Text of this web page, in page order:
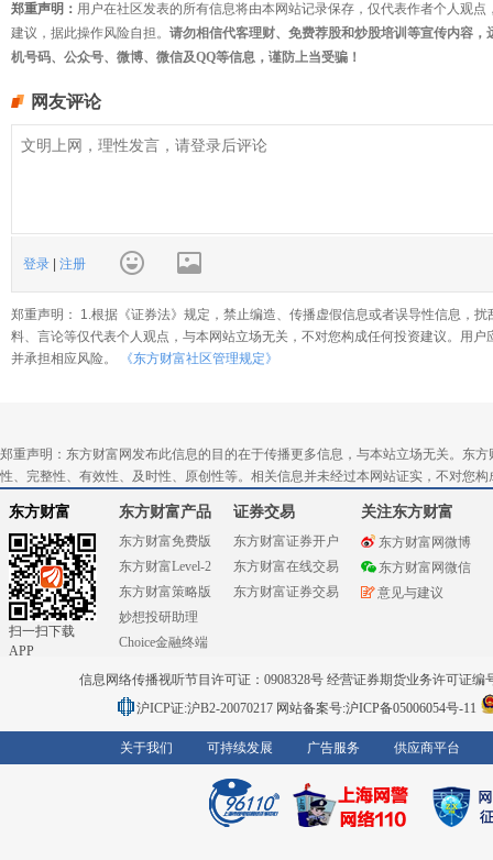
郑重声明： 用户在社区发表的所有信息将由本网站记录保存，仅代表作者个人观
建议，据此操作风险自担。 请勿相信代客理财、免费荐股和炒股培训等宣传内容
机号码、公众号、微博、微信及QQ等信息，谨防上当受骗！
网友评论
登录 注册
郑重声明： 1.根据《证券法》规定，禁止编造、传播虚假信息或者误导性信息，
料、言论等仅代表个人观点，与本网站立场无关，不对您构成任何投资建议。用
并承担相应风险。
《东方财富社区管理规定》
郑重声明：东方财富网发布此信息的目的在于传播更多信息，与本站立场无关。东
性、完整性、有效性、及时性、原创性等。相关信息并未经过本网站证实，不对您
东方财富
扫一扫下载
APP
东方财富产品
东方财富免费版
东方财富Level-2
东方财富策略版
妙想投研助理
Choice金融终端
证券交易
东方财富证券开户
东方财富在线交易
东方财富证券交易
关注东方财富
东方财富网微博
东方财富网微信
意见与建议
信息网络传播视听节目许可证：0908328号 经营证券期货业务许可证编
沪ICP证:沪B2-20070217 网站备案号:沪ICP备05006054号-11
关于我们 可持续发展 广告服务 供应商平台